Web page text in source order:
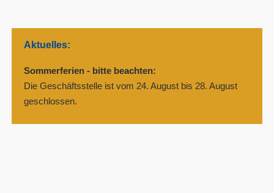
Aktuelles:
Sommerferien - bitte beachten:
Die Geschäftsstelle ist vom 24. August bis 28. August
geschlossen.